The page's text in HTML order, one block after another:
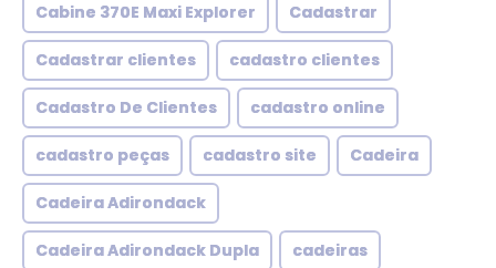
Cabine 370E Maxi Explorer Cadastrar
Cadastrar clientes cadastro clientes
Cadastro De Clientes cadastro online
cadastro peças cadastro site Cadeira
Cadeira Adirondack
Cadeira Adirondack Dupla cadeiras